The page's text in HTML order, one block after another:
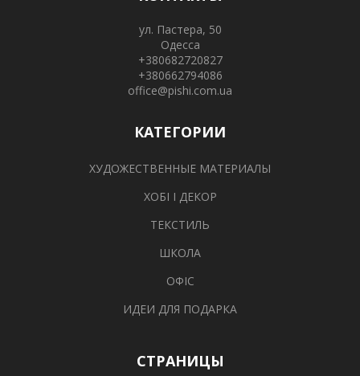
ул. Пастера, 50
Одесса
+380682720827
+380662794086
office@pishi.com.ua
КАТЕГОРИИ
ХУДОЖЕСТВЕННЫЕ МАТЕРИАЛЫ
ХОБІ І ДЕКОР
ТЕКСТИЛЬ
ШКОЛА
ОФІС
ИДЕИ ДЛЯ ПОДАРКА
СТРАНИЦЫ